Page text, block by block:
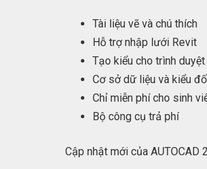
Tài liệu vẽ và chú thích
Hỗ trợ nhập lưới Revit
Tạo kiểu cho trình
Cơ sở dữ liệu và kiểu
Chỉ miễn phí cho sinh
Bộ công cụ trả phí
Cập nhật mới của AUTOCAD